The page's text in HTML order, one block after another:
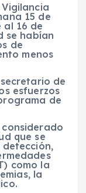
15 de
al 16 de
se habían
de
menos
de
esfuerzos
de
que se
como la
la